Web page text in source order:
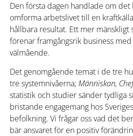
Den första dagen handlade om
omforma arbetslivet till en
hållbara resultat. Ett mer mänskligt
förenar framgångsrik business
välmående.
Det genomgående temat i de tre
tre systemnivåerna; Människan,
statistik och studier sänder tydliga
bristande engagemang hos
befolkning. Vi frågar oss vad det
bär ansvaret för en positiv